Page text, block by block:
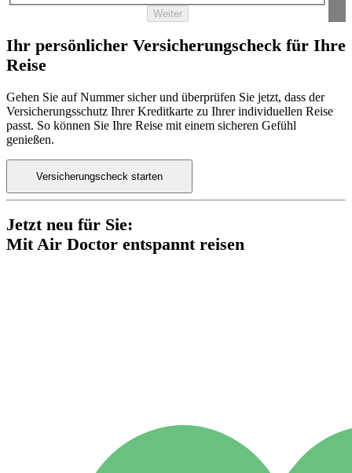
Weiter
Ihr persönlicher Versicherungscheck für Ihre
Reise
Gehen Sie auf Nummer sicher und überprüfen Sie jetzt, dass der
Versicherungsschutz Ihrer Kreditkarte zu Ihrer individuellen Reise
passt. So können Sie Ihre Reise mit einem sicheren Gefühl
genießen.
Versicherungscheck starten
Jetzt neu für Sie:
Mit Air Doctor entspannt reisen